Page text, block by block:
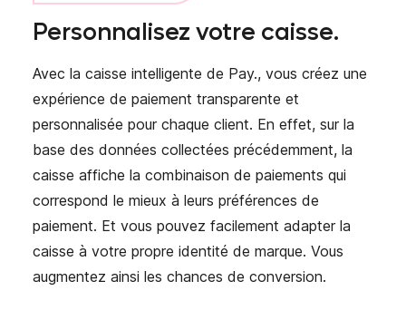
Personnalisez votre caisse.
Avec la caisse intelligente de Pay., vous créez une
expérience de paiement transparente et
personnalisée pour chaque client. En effet, sur la
base des données collectées précédemment, la
caisse affiche la combinaison de paiements qui
correspond le mieux à leurs préférences de
paiement. Et vous pouvez facilement adapter la
caisse à votre propre identité de marque. Vous
augmentez ainsi les chances de conversion.